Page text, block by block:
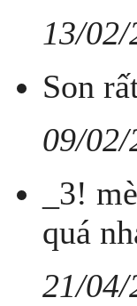
13/
Son
09/02/
_3!
quá
21/04/